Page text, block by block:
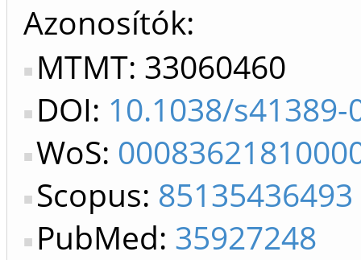
Azonosítók
MTMT: 33060460
DOI: 10.1038/s41389-
WoS:
Scopus: 85135436493
PubMed: 35927248